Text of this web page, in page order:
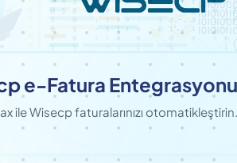
e-Fatura Entegrasyonu
ile Wisecp faturalarınızı otomatikleştirin.